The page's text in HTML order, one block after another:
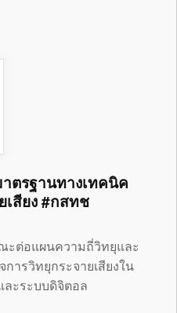
ตรฐานทางเทคนิค
เสียง #กสทช
ะต่อแผนความถี่วิทยุและ
ารวิทยุกระจายเสียงใน
ละระบบดิจิตอล